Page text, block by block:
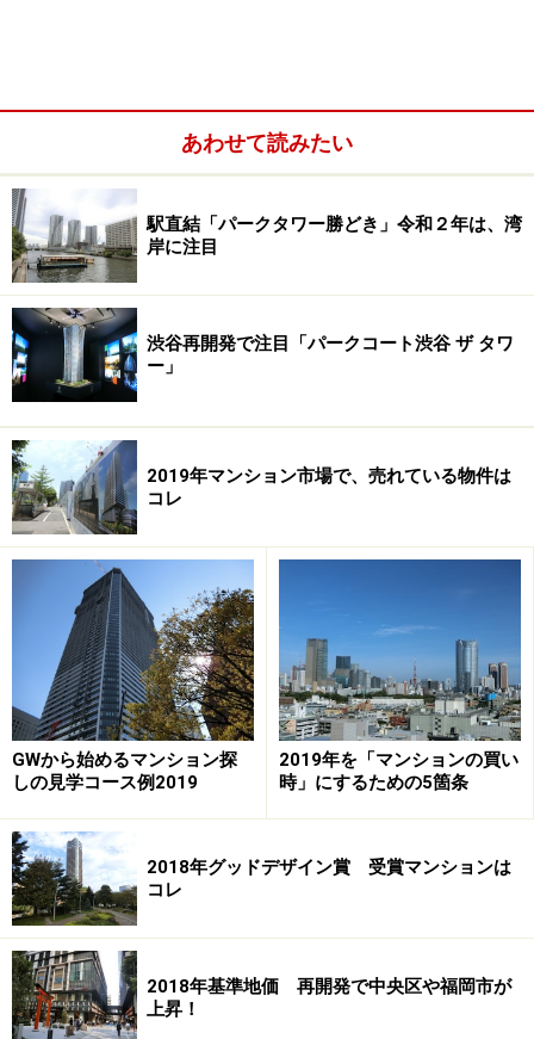
成の一歩
第1部で興味深かったのは、コミュニティの育て方での
東京都板橋区のマンション「サンシティ」の事例。「サ
ンシティ」は、三井不動産グループなどが関わり1977年
から順次竣工し1980年に街が完成した敷地面積約12万5
千平米、総戸数1872戸の大規模マンションです。最大人
口は、約6000人で、都内トップクラスの規模。丘陵地を
活かした森を囲むように配置した多棟構成のランドスケ
ープで、近い年代でも平行に配置した高島平団地と比べ
街の雰囲気が随分異なります。この「サンシティ」は、
地域住民を含めた多くの人が参加するサンシティ祭りや
24のサークルがあるなどコミュニティが活発なマンショ
ンとして知られます。
事例では、敷地内にあるカルチャーハウスで木工や工
芸、陶芸などが行われる様子や約90人もいるボランティ
アが敷地内の緑を管理する様子が紹介されました。コミ
ュニティ活動も活発で、住民内の交流も盛んな様子でし
た。
「Mirai Mansion Meeting」でのサンシティの紹介
三井不動産レジデンシャルの藤林社長によれば、「住民
が約5万本の植樹を自ら行ったことが、コミュニティの
形成につながった」とのこと。緑地率36％の豊富な自
然。自ら植樹したことによって、森を守る意識が醸成。
共有財産としての森の価値を住民の多くが感じていると
あわせて読みたい
駅直結「パークタワー勝どき」令和２年は、湾
岸に注目
渋谷再開発で注目「パークコート渋谷 ザ タワ
ー」
2019年マンション市場で、売れている物件は
コレ
GWから始めるマンション探
しの見学コース例2019
2019年を「マンションの買い
時」にするための5箇条
2018年グッドデザイン賞 受賞マンションは
コレ
2018年基準地価 再開発で中央区や福岡市が
上昇！